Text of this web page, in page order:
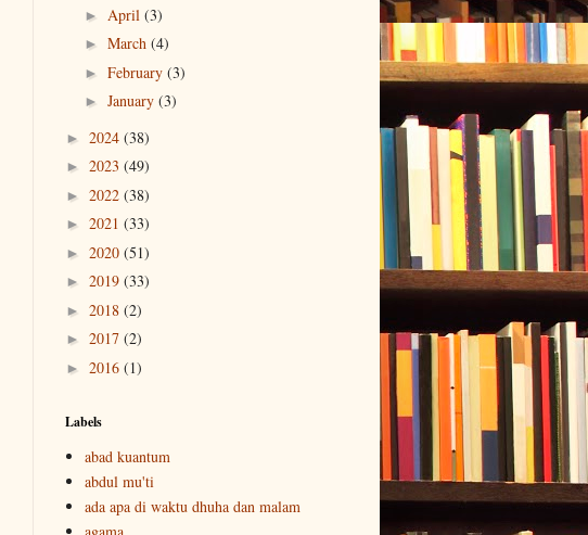
► April (3)
► March (4)
► February (3)
► January (3)
► 2024 (38)
► 2023 (49)
► 2022 (38)
► 2021 (33)
► 2020 (51)
► 2019 (33)
► 2018 (2)
► 2017 (2)
► 2016 (1)
Labels
abad kuantum
abdul mu'ti
ada apa di waktu dhuha dan malam
agama